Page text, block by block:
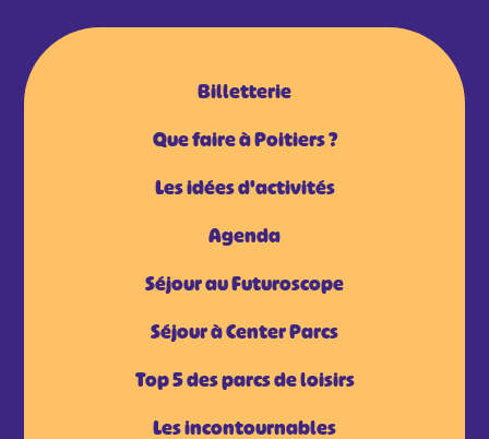
Billetterie
Que faire à Poitiers ?
Les idées d'activités
Agenda
Séjour au Futuroscope
Séjour à Center Parcs
Top 5 des parcs de loisirs
Les incontournables